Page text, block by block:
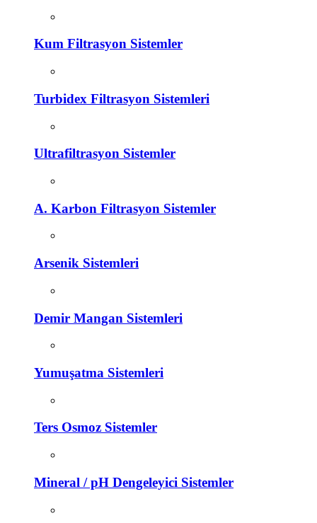
Kum Filtrasyon Sistemler
Turbidex Filtrasyon Sistemleri
Ultrafiltrasyon Sistemler
A. Karbon Filtrasyon Sistemler
Arsenik Sistemleri
Demir Mangan Sistemleri
Yumuşatma Sistemleri
Ters Osmoz Sistemler
Mineral / pH Dengeleyici Sistemler